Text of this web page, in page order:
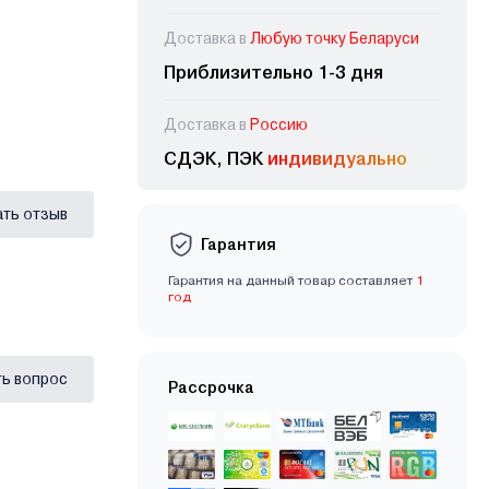
отзыв
вопрос
Доставка в Любую точку Беларуси
Приблизительно 1-3 дня
Доставка в Россию
СДЭК, ПЭК индивидуально
Гарантия
Гарантия на данный товар составляет 1
год
Рассрочка